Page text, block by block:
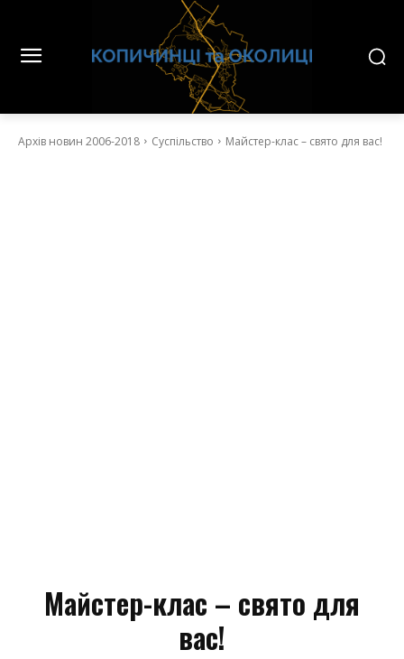
Архів новин 2006-2018 Суспільство Майстер-клас – свято для вас!
Майстер-клас – свято для
вас!